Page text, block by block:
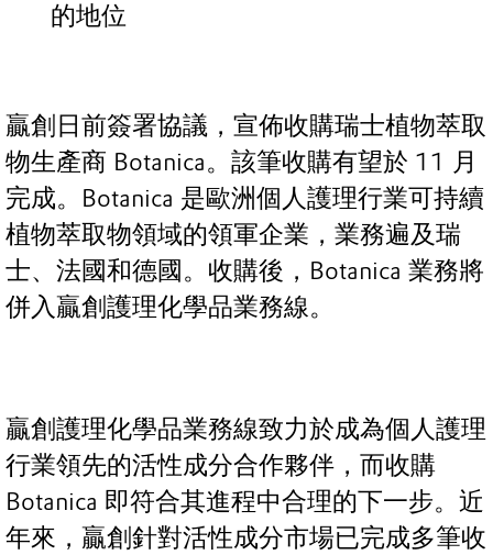
的地位
贏創日前簽署協議，宣佈收購瑞士植物萃取
物生產商 Botanica。該筆收購有望於 11 月
完成。Botanica 是歐洲個人護理行業可持續
植物萃取物領域的領軍企業，業務遍及瑞
士、法國和德國。收購後，Botanica 業務將
併入贏創護理化學品業務線。
贏創護理化學品業務線致力於成為個人護理
行業領先的活性成分合作夥伴，而收購
Botanica 即符合其進程中合理的下一步。近
年來，贏創針對活性成分市場已完成多筆收